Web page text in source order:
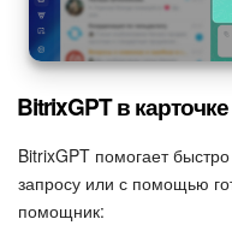
BitrixGPT в
BitrixGPT помогает
запросу или с помощью
помощник: